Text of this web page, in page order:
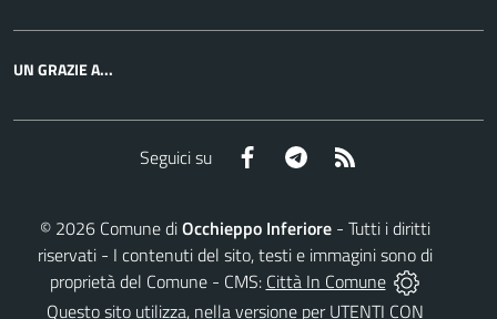
UN GRAZIE A...
Seguici su Facebook Telegram
© 2026 Comune diOcchieppo Inferiore - Tutti i diritti
riservati - I contenuti del sito, testi e immagini sono di
proprietà del Comune - CMS: Città In Comune
Questo sito utilizza, nella versione per UTENTI CON